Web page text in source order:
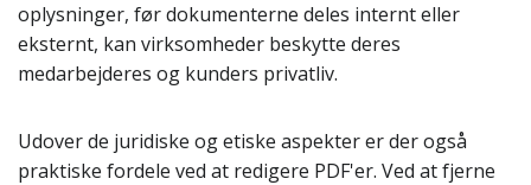
oplysninger, før dokumenterne deles internt eller
eksternt, kan virksomheder beskytte deres
medarbejderes og kunders privatliv.
Udover de juridiske og etiske aspekter er der også
praktiske fordele ved at redigere PDF'er. Ved at fjerne